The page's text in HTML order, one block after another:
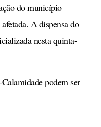
do município
A dispensa do
nesta quinta-
podem ser